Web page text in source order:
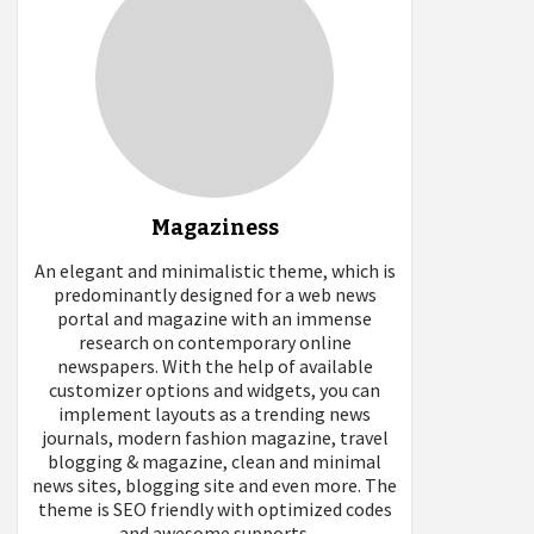
Magaziness
An elegant and minimalistic theme, which is
predominantly designed for a web news
portal and magazine with an immense
research on contemporary online
newspapers. With the help of available
customizer options and widgets, you can
implement layouts as a trending news
journals, modern fashion magazine, travel
blogging & magazine, clean and minimal
news sites, blogging site and even more. The
theme is SEO friendly with optimized codes